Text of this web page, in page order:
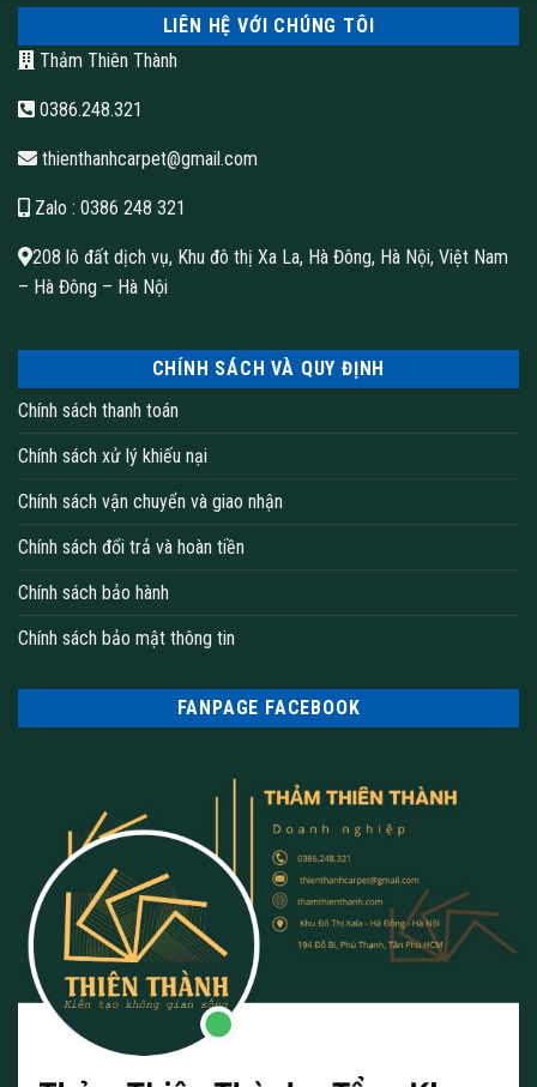
LIÊN HỆ VỚI CHÚNG TÔI
Thảm Thiên Thành
0386.248.321
thienthanhcarpet@gmail.com
Zalo : 0386 248 321
208 lô đất dịch vụ, Khu đô thị Xa La, Hà Đông, Hà Nội, Việt Nam
– Hà Đông – Hà Nội
CHÍNH SÁCH VÀ QUY ĐỊNH
Chính sách thanh toán
Chính sách xử lý khiếu nại
Chính sách vận chuyển và giao nhận
Chính sách đổi trả và hoàn tiền
Chính sách bảo hành
Chính sách bảo mật thông tin
FANPAGE FACEBOOK